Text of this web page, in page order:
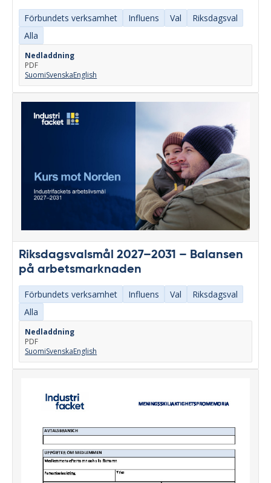
Förbundets verksamhet Influens Val
Riksdagsval
Alla
Nedladdning
PDF
SuomiSvenskaEnglish
Riksdagsvalsmål 2027–2031 – Balansen
på arbetsmarknaden
Förbundets verksamhet Influens Val
Riksdagsval
Alla
Nedladdning
PDF
SuomiSvenskaEnglish